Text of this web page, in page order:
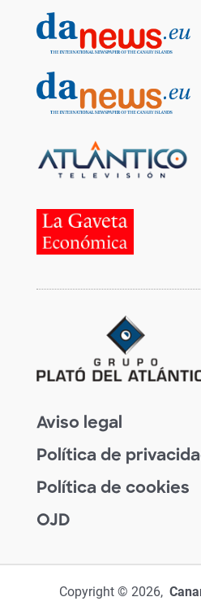
Aviso legal
Política de
Política de cookies
OJD
Copyright © 2026,